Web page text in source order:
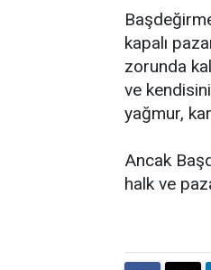
kapalı
zorunda
ve
yağmur,
Ancak
halk ve